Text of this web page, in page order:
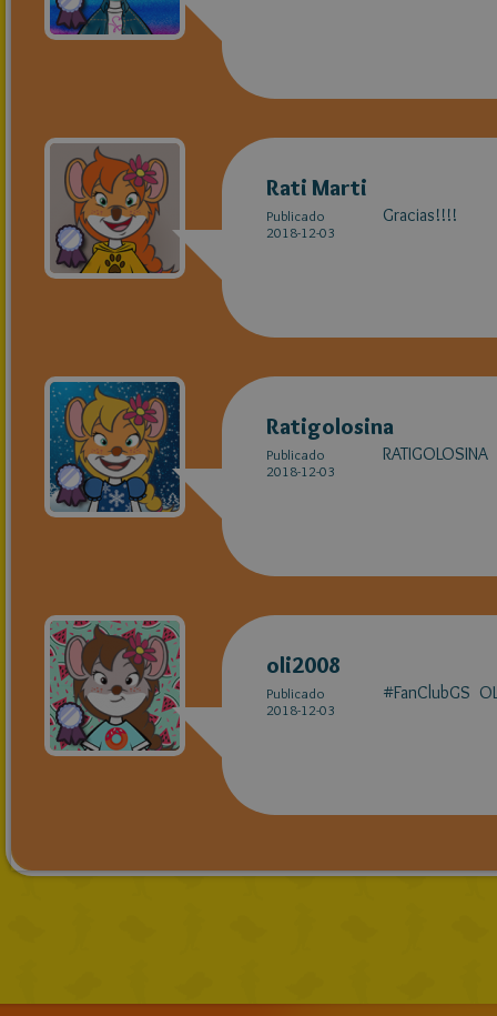
Rati Marti
Publicado
2018-12-03
Gracias!!!!
Ratigolosina
Publicado
2018-12-03
oli2008
Publicado
2018-12-03
#FanClubGS